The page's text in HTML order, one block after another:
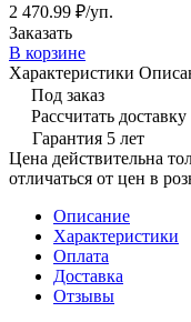
2 470.99 ₽/уп.
Заказать
В корзине
Характеристики
Под заказ
Рассчитать доставку
Гарантия 5 лет
Цена действительна
отличаться от цен в
Описание
Характеристики
Оплата
Доставка
Отзывы